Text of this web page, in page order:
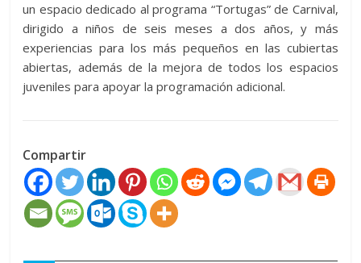
un espacio dedicado al programa “Tortugas” de Carnival,
dirigido a niños de seis meses a dos años, y más
experiencias para los más pequeños en las cubiertas
abiertas, además de la mejora de todos los espacios
juveniles para apoyar la programación adicional.
Compartir